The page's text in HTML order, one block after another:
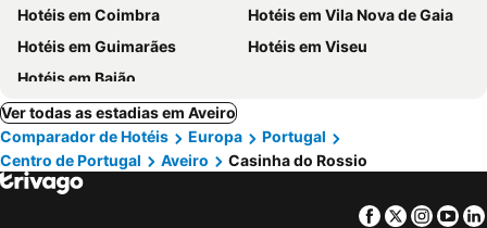
Hotéis em Coimbra
Hotéis em Vila Nova de Gaia
Hotéis em Guimarães
Hotéis em Viseu
Hotéis em Baião
Ver todas as estadias em Aveiro
Comparador de Hotéis
Europa
Portugal
Centro de Portugal
Aveiro Casinha do Rossio
Facebook
Twitter